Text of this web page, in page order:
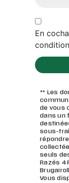
En
** Les
de vous
dans un
sous-
seuls
Razés 4
Vous